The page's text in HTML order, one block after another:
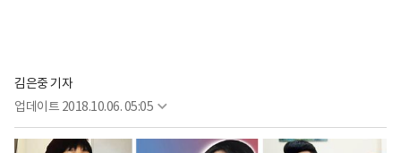
김은중 기자
업데이트 2018.10.06. 05:05